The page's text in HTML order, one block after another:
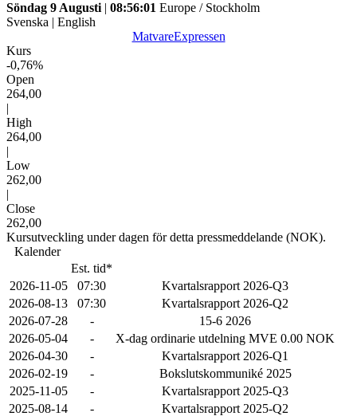
Söndag 9 Augusti | 08:56:01 Europe / Stockholm
Svenska | English
MatvareExpressen
Kurs
-0,76%
Open
264,00
|
High
264,00
|
Low
262,00
|
Close
262,00
Kursutveckling under dagen för detta pressmeddelande (NOK).
Kalender
Est. tid*
2026-11-05
07:30
Kvartalsrapport 2026-Q3
2026-08-13
07:30
Kvartalsrapport 2026-Q2
2026-07-28
-
15-6 2026
2026-05-04
-
X-dag ordinarie utdelning MVE 0.00 NOK
2026-04-30
-
Kvartalsrapport 2026-Q1
2026-02-19
-
Bokslutskommuniké 2025
2025-11-05
-
Kvartalsrapport 2025-Q3
2025-08-14
-
Kvartalsrapport 2025-Q2